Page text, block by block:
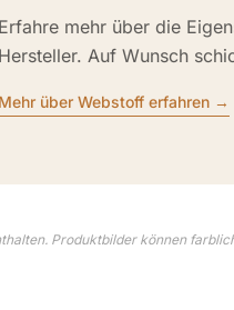
Erfahre mehr über die
Hersteller. Auf Wunsch
Mehr über Webstoff erfahren →
Produktbilder können